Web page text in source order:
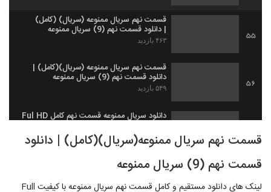
55
قسمت نهم سریال ممنوعه (سریال) (کامل)
| دانلود قسمت نهم (9) سریال ممنوعه
۴۶۳ بازدید
56
قسمت نهم سریال ممنوعه (سریال)(کامل) |
دانلود قسمت نهم (9) سریال ممنوعه
۵۴۹ بازدید
دانلود سریال ممنوعه قسمت نهم کامل Ful HD
ده.-
۵۴۷ بازدید
قسمت نهم سریال ممنوعه(سریال)(کامل) | دانلود
قسمت نهم (9) سریال ممنوعه
لینک های دانلود مستقیم و کامل قسمت نهم سریال ممنوعه با کیفیت Full